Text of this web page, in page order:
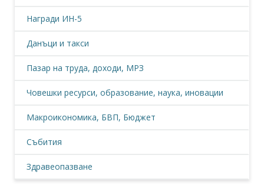
Награди ИН-5
Данъци и такси
Пазар на труда, доходи, МРЗ
Човешки ресурси, образование, наука, иновации
Макроикономика, БВП, Бюджет
Събития
Здравеопазване